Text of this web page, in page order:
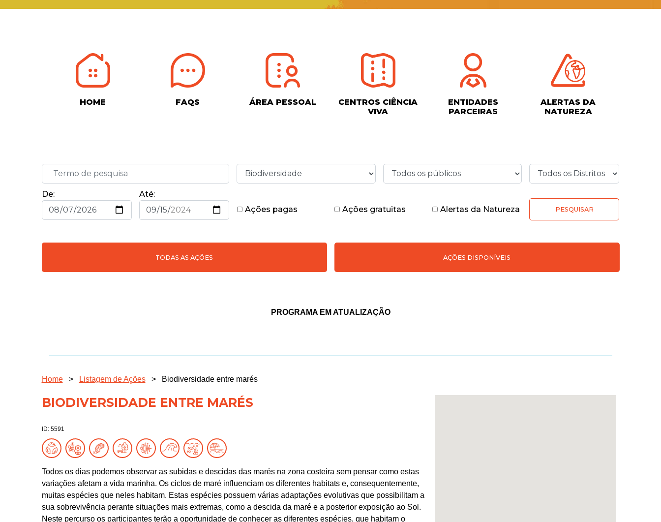
HOME FAQS ÁREA PESSOAL
CENTROS CIÊNCIA
VIVA
ENTIDADES
PARCEIRAS
ALERTAS DA
NATUREZA
De:
Até:
Ações pagas
Ações gratuitas Alertas da Natureza PESQUISAR
TODAS AS AÇÕES AÇÕES DISPONÍVEIS
PROGRAMA EM ATUALIZAÇÃO
Home > Listagem de Ações > Biodiversidade entre marés
BIODIVERSIDADE ENTRE MARÉS
ID: 5591
Todos os dias podemos observar as subidas e descidas das marés na zona costeira sem pensar como estas
variações afetam a vida marinha. Os ciclos de maré influenciam os diferentes habitats e, consequentemente,
muitas espécies que neles habitam. Estas espécies possuem várias adaptações evolutivas que possibilitam a
sua sobrevivência perante situações mais extremas, como a descida da maré e a posterior exposição ao Sol.
Neste percurso os participantes terão a oportunidade de conhecer as diferentes espécies, que habitam o